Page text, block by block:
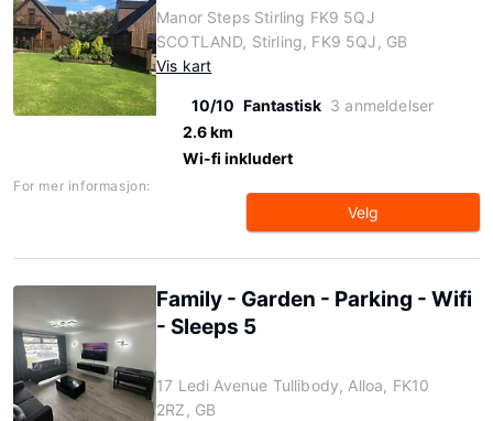
Manor Steps Stirling FK9 5QJ
SCOTLAND, Stirling, FK9 5QJ, GB
Vis kart
10/10 Fantastisk 3 anmeldelser
2.6 km
Wi-fi inkludert
For mer informasjon:
Velg
Family - Garden - Parking - Wifi
- Sleeps 5
17 Ledi Avenue Tullibody, Alloa, FK10
2RZ, GB